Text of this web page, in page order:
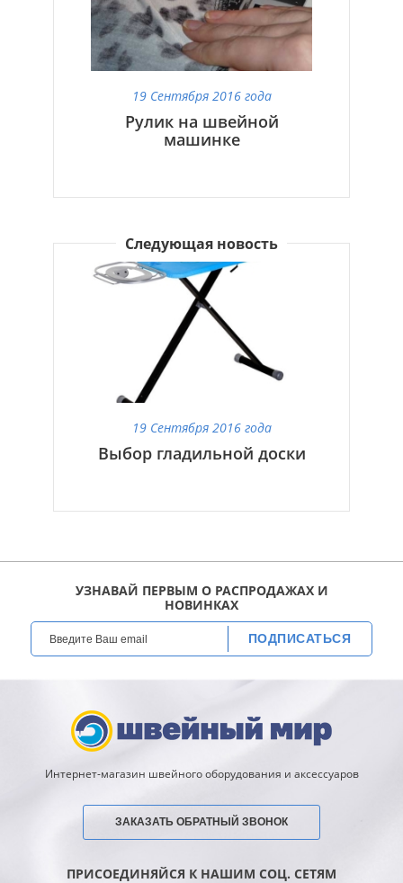
19 Сентября 2016 года
Рулик на швейной
машинке
Следующая новость
19 Сентября 2016 года
Выбор гладильной доски
УЗНАВАЙ ПЕРВЫМ О РАСПРОДАЖАХ И
НОВИНКАХ
ПОДПИСАТЬСЯ
Интернет-магазин швейного оборудования и аксессуаров
ЗАКАЗАТЬ ОБРАТНЫЙ ЗВОНОК
ПРИСОЕДИНЯЙСЯ К НАШИМ СОЦ. СЕТЯМ